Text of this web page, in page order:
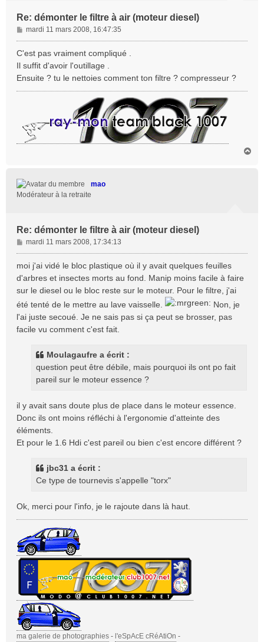
Re: démonter le filtre à air (moteur diesel)
M
e
s
g
e
mardi 11 mars 2008, 16:47:35
C'est pas vraiment compliqué .
Il suffit d'avoir l'outillage .
Ensuite ? tu le nettoies comment ton filtre ? compresseur ?
mao
Modérateur à la retraite
Re: démonter le filtre à air (moteur diesel)
M
e
s
g
e
mardi 11 mars 2008, 17:34:13
moi j'ai vidé le bloc plastique où il y avait quelques feuilles
d'arbres et insectes morts au fond. Manip moins facile à faire
sur le diesel ou le bloc reste sur le moteur. Pour le filtre, j'ai
été tenté de le mettre au lave vaisselle.
Non, je
l'ai juste secoué. Je ne sais pas si ça peut se brosser, pas
facile vu comment c'est fait.
Moulagaufre a écrit :
question peut être débile, mais pourquoi ils ont po fait
pareil sur le moteur essence ?
il y avait sans doute plus de place dans le moteur essence.
Donc ils ont moins réfléchi à l'ergonomie d'atteinte des
éléments.
Et pour le 1.6 Hdi c'est pareil ou bien c'est encore différent ?
jbc31 a écrit :
Ce type de tournevis s'appelle "torx"
Ok, merci pour l'info, je le rajoute dans là haut.
ma galerie de photographies - l'eSpAcE cRéAtiOn -